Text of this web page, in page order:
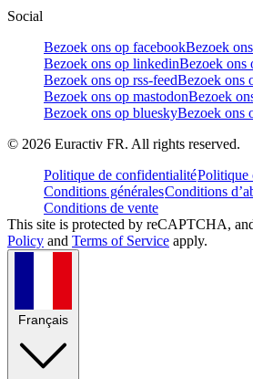
Social
Bezoek ons op facebookBezoek
Bezoek ons op linkedinBezoek ons
Bezoek ons op rss-feedBezoek ons
Bezoek ons op mastodonBezoek
Bezoek ons op blueskyBezoek ons
© 2026 Euractiv FR. All rights reserved.
Politique de confidentialitéPolitique
Conditions généralesConditions
Conditions de vente
This site is protected by reCAPTCHA,
Policy and Terms of Service apply.
Français